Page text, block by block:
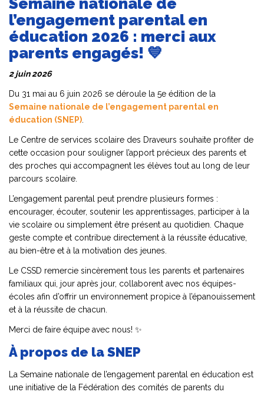
Semaine nationale de
l’engagement parental en
éducation 2026 : merci aux
parents engagés! 💙
2 juin 2026
Du 31 mai au 6 juin 2026 se déroule la 5e édition de la
Semaine nationale de l’engagement parental en
éducation (SNEP)
Le Centre de services scolaire des Draveurs souhaite profiter de
cette occasion pour souligner l’apport précieux des parents et
des proches qui accompagnent les élèves tout au long de leur
parcours scolaire.
L’engagement parental peut prendre plusieurs formes :
encourager, écouter, soutenir les apprentissages, participer à la
vie scolaire ou simplement être présent au quotidien. Chaque
geste compte et contribue directement à la réussite éducative,
au bien-être et à la motivation des jeunes.
Le CSSD remercie sincèrement tous les parents et partenaires
familiaux qui, jour après jour, collaborent avec nos équipes-
écoles afin d’offrir un environnement propice à l’épanouissement
et à la réussite de chacun.
Merci de faire équipe avec nous! ✨
À propos de la SNEP
La Semaine nationale de l’engagement parental en éducation est
une initiative de la Fédération des comités de parents du